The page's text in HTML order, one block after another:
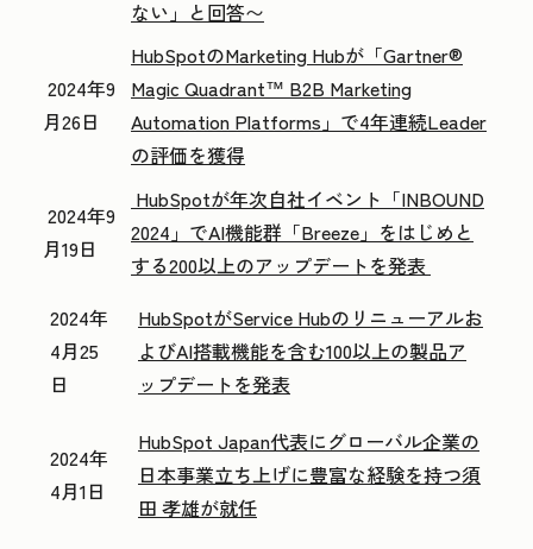
ない」と回答〜
2024年9
月26日
HubSpotのMarketing Hubが「Gartner®
Magic Quadrant™ B2B Marketing
Automation Platforms」で4年連続Leader
の評価を獲得
2024年9
月19日
HubSpotが年次自社イベント「INBOUND
2024」でAI機能群「Breeze」をはじめと
する200以上のアップデートを発表
2024年
4月25
日
HubSpotがService Hubのリニューアルお
よびAI搭載機能を含む100以上の製品ア
ップデートを発表
2024年
4月1日
HubSpot Japan代表にグローバル企業の
日本事業立ち上げに豊富な経験を持つ須
田 孝雄が就任